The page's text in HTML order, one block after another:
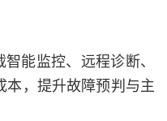
能监控、远程诊断、
本，提升故障预判与主